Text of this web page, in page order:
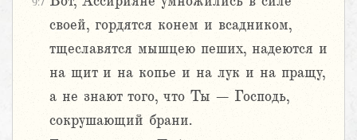
своей, гордятся конем и всадником,
тщеславятся мышцею пеших, надеются и
на щит и на копье и на лук и на пращу,
а не знают того, что Ты – Господь,
сокрушающий брани.